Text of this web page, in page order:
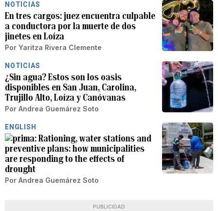
NOTICIAS
En tres cargos: juez encuentra culpable
a conductora por la muerte de dos
jinetes en Loíza
Por Yaritza Rivera Clemente
NOTICIAS
¿Sin agua? Estos son los oasis
disponibles en San Juan, Carolina,
Trujillo Alto, Loíza y Canóvanas
Por Andrea Guemárez Soto
ENGLISH
Rationing, water stations and
preventive plans: how municipalities
are responding to the effects of
drought
Por Andrea Guemárez Soto
PUBLICIDAD